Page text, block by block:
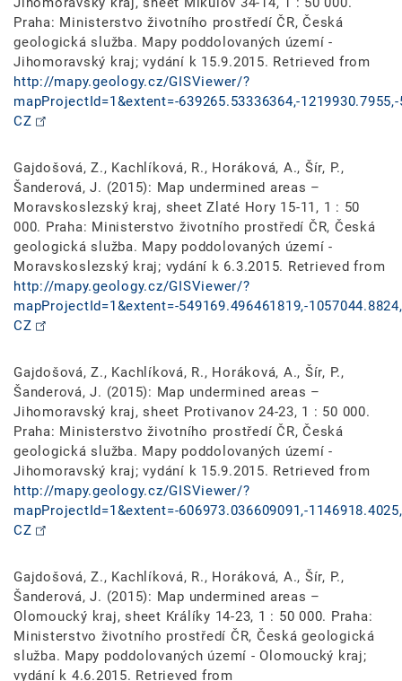
Praha: Ministerstvo životního prostředí ČR, Česká
geologická služba. Mapy poddolovaných území -
Jihomoravský kraj; vydání k 15.9.2015. Retrieved from
http://mapy.geology.cz/GISViewer/?
mapProjectId=1&extent=-639265.53336364,-
CZ
Gajdošová, Z., Kachlíková, R., Horáková, A., Šír, P.,
Šanderová, J. (2015): Map undermined areas –
Moravskoslezský kraj, sheet Zlaté Hory 15-11, 1 : 50
000. Praha: Ministerstvo životního prostředí ČR, Česká
geologická služba. Mapy poddolovaných území -
Moravskoslezský kraj; vydání k 6.3.2015. Retrieved from
http://mapy.geology.cz/GISViewer/?
mapProjectId=1&extent=-549169.496461819,-
CZ
Gajdošová, Z., Kachlíková, R., Horáková, A., Šír, P.,
Šanderová, J. (2015): Map undermined areas –
Jihomoravský kraj, sheet Protivanov 24-23, 1 : 50 000.
Praha: Ministerstvo životního prostředí ČR, Česká
geologická služba. Mapy poddolovaných území -
Jihomoravský kraj; vydání k 15.9.2015. Retrieved from
http://mapy.geology.cz/GISViewer/?
mapProjectId=1&extent=-606973.036609091,-
CZ
Gajdošová, Z., Kachlíková, R., Horáková, A., Šír, P.,
Šanderová, J. (2015): Map undermined areas –
Olomoucký kraj, sheet Králíky 14-23, 1 : 50 000. Praha:
Ministerstvo životního prostředí ČR, Česká geologická
služba. Mapy poddolovaných území - Olomoucký kraj;
vydání k 4.6.2015. Retrieved from